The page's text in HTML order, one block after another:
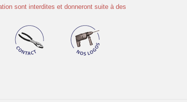
sont interdites et donneront suite à des